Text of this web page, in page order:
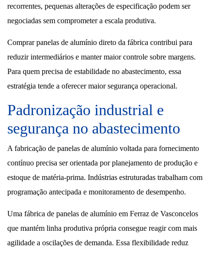
recorrentes, pequenas alterações de especificação podem ser
negociadas sem comprometer a escala produtiva.
Comprar panelas de alumínio direto da fábrica contribui para
reduzir intermediários e manter maior controle sobre margens.
Para quem precisa de estabilidade no abastecimento, essa
estratégia tende a oferecer maior segurança operacional.
Padronização industrial e
segurança no abastecimento
A fabricação de panelas de alumínio voltada para fornecimento
contínuo precisa ser orientada por planejamento de produção e
estoque de matéria-prima. Indústrias estruturadas trabalham com
programação antecipada e monitoramento de desempenho.
Uma fábrica de panelas de alumínio em Ferraz de Vasconcelos
que mantém linha produtiva própria consegue reagir com mais
agilidade a oscilações de demanda. Essa flexibilidade reduz